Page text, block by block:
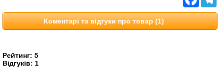
Коментарі та відгуки про товар (1)
Рейтинг: 5
Відгуків: 1